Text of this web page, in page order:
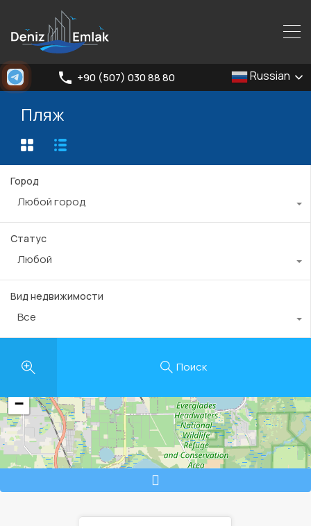
+90 (507) 030 88 80 Russian
Пляж
Город
Любой город
Статус
Любой
Вид недвижимости
Все
Поиск
−